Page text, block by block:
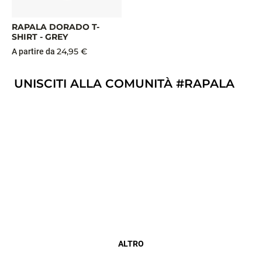
RAPALA DORADO T-
SHIRT - GREY
A partire da 24,95 €
ALTRO
UNISCITI ALLA COMUNITÀ #RAPALA